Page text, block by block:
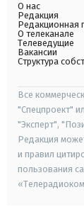
О нас
Редакция
Редакционная
О телеканале
Телеведущие
Вакансии
Структура
Все
"Спецпроект"
"Эксперт",
Редакция
и правил
пользования